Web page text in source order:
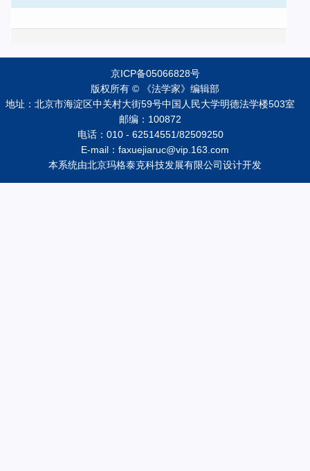
京ICP备05066828号
版权所有 © 《法学家》编辑部
地址：北京市海淀区中关村大街59号中国人民大学明德法学楼503室
邮编：100872
电话：010 - 62514551/82509250
E-mail：faxuejiaruc@vip.163.com
本系统由北京玛格泰克科技发展有限公司设计开发